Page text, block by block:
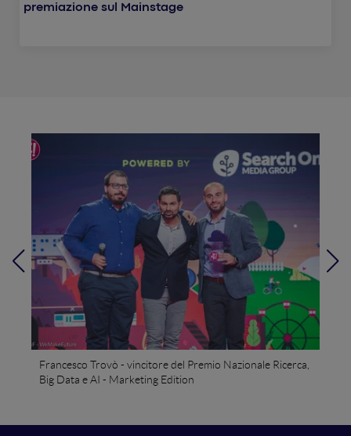
premiazione sul Mainstage
Francesco Trovò - vincitore del Premio Nazionale Ricerca,
Big Data e AI - Marketing Edition